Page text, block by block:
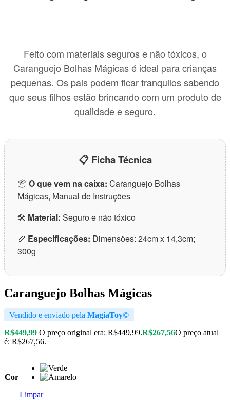
Feito com materiais seguros e não tóxicos, o
Caranguejo Bolhas Mágicas é ideal para crianças
pequenas. Os pais podem ficar tranquilos sabendo
que seus filhos estão brincando com um produto de
qualidade e seguro.
📋 Ficha Técnica
📦 O que vem na caixa: Caranguejo Bolhas
Mágicas, Manual de Instruções
🛠 Material: Seguro e não tóxico
📏 Especificações: Dimensões: 24cm x 14,3cm;
300g
Caranguejo Bolhas Mágicas
Vendido e enviado pela MagiaToy©
R$449,99 O preço original era: R$449,99.R$267,56O preço atual
é: R$267,56.
Cor
Limpar